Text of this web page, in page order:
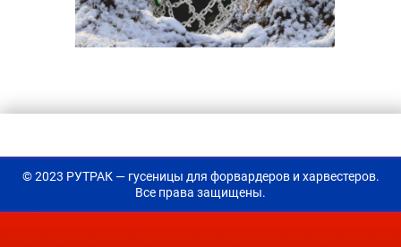
© 2023 РУТРАК — гусеницы для форвардеров и харвестеров.
Все права защищены.